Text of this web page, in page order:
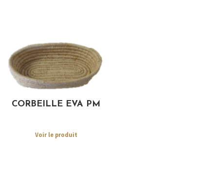
CORBEILLE EVA PM
Voir le produit